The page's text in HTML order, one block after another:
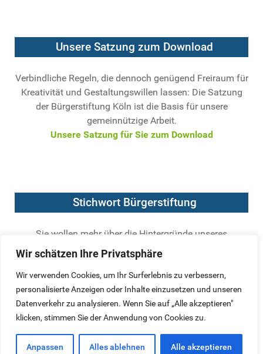
Wir schätzen Ihre Privatsphäre
Wir verwenden Cookies, um Ihr Surferlebnis zu verbessern,
personalisierte Anzeigen oder Inhalte einzusetzen und unseren
Datenverkehr zu analysieren. Wenn Sie auf „Alle akzeptieren"
klicken, stimmen Sie der Anwendung von Cookies zu.
Anpassen Alles ablehnen Alle akzeptieren
Unsere Satzung zum Download
Verbindliche Regeln, die dennoch genügend Freiraum für
Kreativität und Gestaltungswillen lassen: Die Satzung
der Bürgerstiftung Köln ist die Basis für unsere
gemeinnützige Arbeit.
Unsere Satzung für Sie zum Download
Stichwort Bürgerstiftung
Sie wollen mehr über die Hintergründe unseres
Engagements wissen? Der Bundesverband Deutscher
Stiftungen hat die wichtigsten Kriterien für seriöse
Bürgerstiftungen formuliert.
Hier geht`s zur Definition einer Bürgerstiftung
Datenschutz Impressum